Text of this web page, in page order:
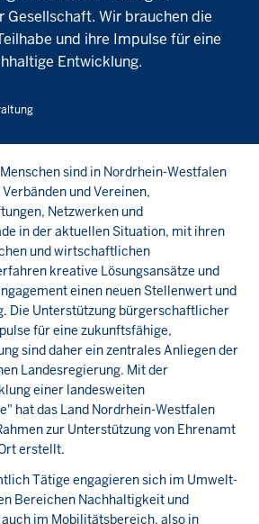
Gesellschaft. Wir brauchen die
und ihre Impulse für eine
Entwicklung.
sind in Nordrhein-Westfalen
und Vereinen,
Netzwerken und
in der aktuellen Situation, mit ihren
und wirtschaftlichen
kreative Lösungsansätze und
einen neuen Stellenwert und
Die Unterstützung bürgerschaftlicher
für eine zukunftsfähige,
sind daher ein zentrales Anliegen der
Landesregierung. Mit der
einer landesweiten
hat das Land Nordrhein-Westfalen
zur Unterstützung von Ehrenamt
erstellt.
Tätige engagieren sich im Umwelt-
Bereichen Nachhaltigkeit und
im Mobilitätsbereich, also in